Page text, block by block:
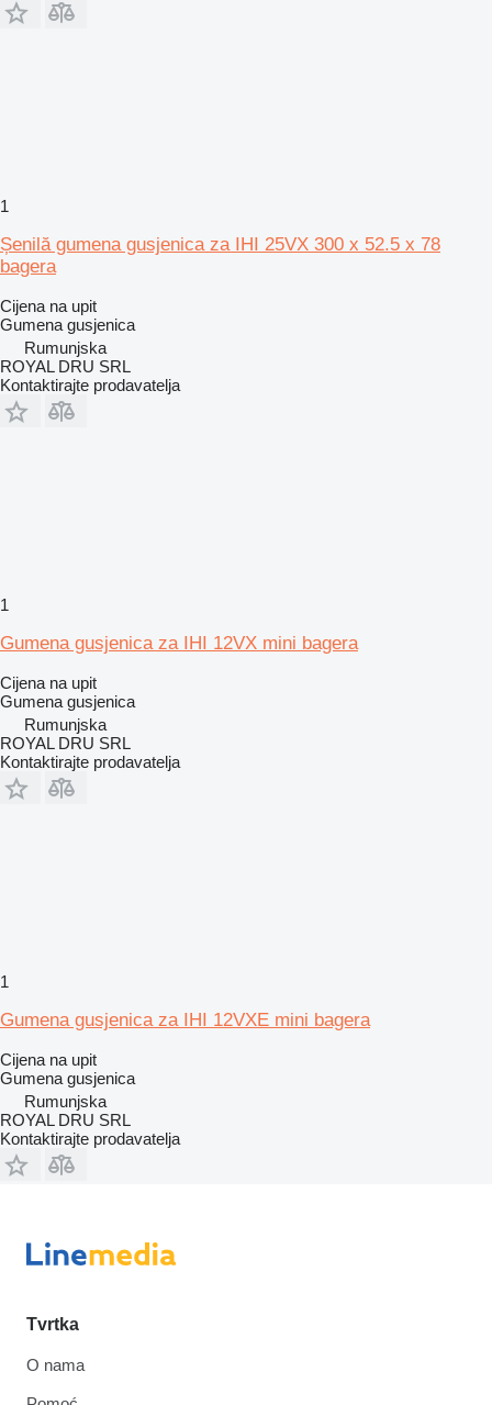
1
Șenilă gumena gusjenica za IHI 25VX 300 x 52.5 x 78
bagera
Cijena na upit
Gumena gusjenica
Rumunjska
ROYAL DRU SRL
Kontaktirajte prodavatelja
1
Gumena gusjenica za IHI 12VX mini bagera
Cijena na upit
Gumena gusjenica
Rumunjska
ROYAL DRU SRL
Kontaktirajte prodavatelja
1
Gumena gusjenica za IHI 12VXE mini bagera
Cijena na upit
Gumena gusjenica
Rumunjska
ROYAL DRU SRL
Kontaktirajte prodavatelja
Tvrtka
O nama